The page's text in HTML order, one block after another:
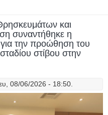
και
συναντήθηκε η
για την προώθηση του
στίβου στην
08/06/2026 - 18:50.